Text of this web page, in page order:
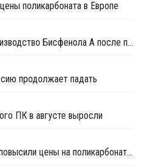
поликарбоната в Европе
PTT Phenol возобновила производство Бисфенола А после планового ремонта
продолжает падать
ПК в августе выросли
Европейские производители повысили цены на поликарбонат для Украины